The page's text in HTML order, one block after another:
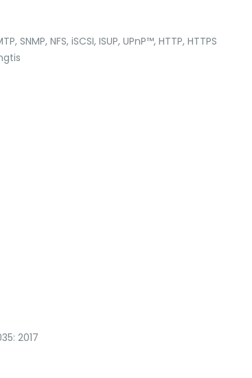
SNMP, NFS, iSCSI, ISUP, UPnP™, HTTP, HTTPS
2017